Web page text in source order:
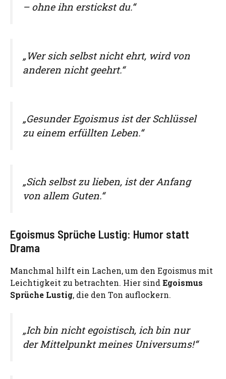
– ohne ihn erstickst du.“
„Wer sich selbst nicht ehrt, wird von
anderen nicht geehrt.“
„Gesunder Egoismus ist der Schlüssel
zu einem erfüllten Leben.“
„Sich selbst zu lieben, ist der Anfang
von allem Guten.“
Egoismus Sprüche Lustig: Humor statt
Drama
Manchmal hilft ein Lachen, um den Egoismus mit
Leichtigkeit zu betrachten. Hier sind Egoismus
Sprüche Lustig, die den Ton auflockern.
„Ich bin nicht egoistisch, ich bin nur
der Mittelpunkt meines Universums!“